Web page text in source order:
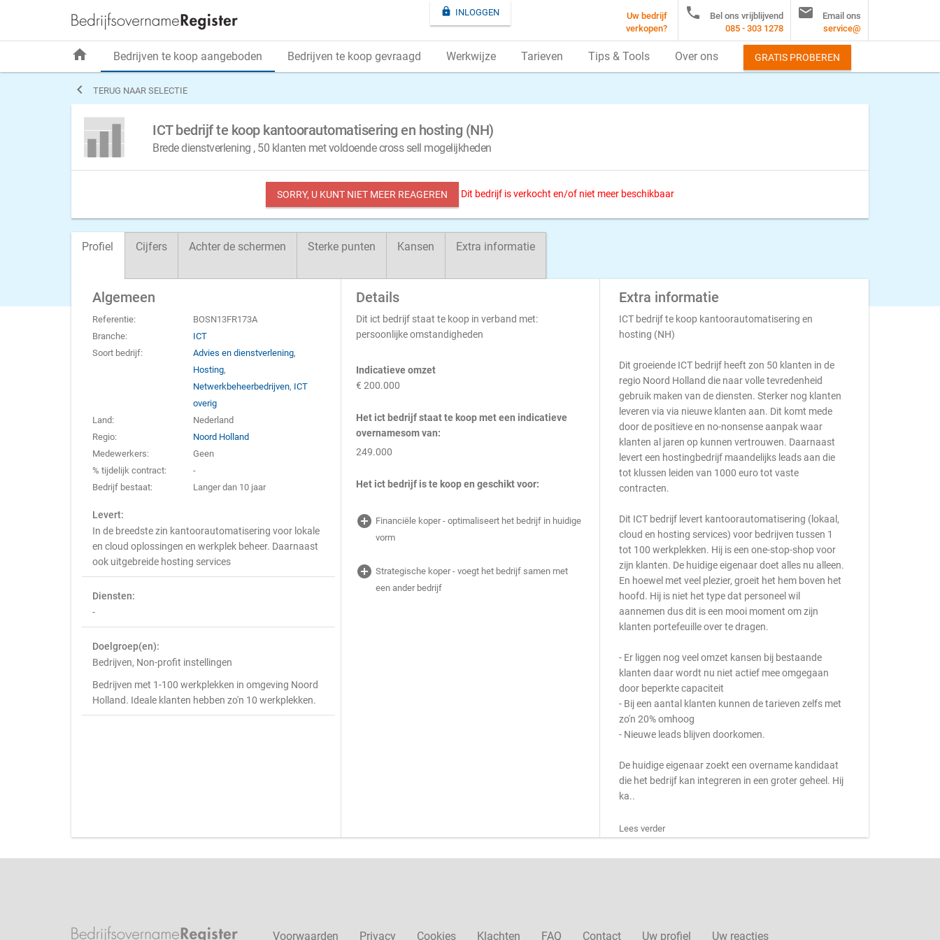
 TERUG NAAR SELECTIE
ICT bedrijf te koop kantoorautomatisering en hosting (NH)
Brede dienstverlening , 50 klanten met voldoende cross sell mogelijkheden
SORRY, U KUNT NIET MEER REAGEREN Dit bedrijf is verkocht en/of niet meer beschikbaar
Profiel Cijfers Achter de schermen Sterke punten Kansen Extra informatie
Algemeen
Referentie:
BOSN13FR173A
Branche:
ICT
Soort bedrijf:
Advies en dienstverlening,
Hosting,
Netwerkbeheerbedrijven, ICT
overig
Land:
Nederland
Regio:
Noord Holland
Medewerkers:
Geen
% tijdelijk contract:
-
Bedrijf bestaat:
Langer dan 10 jaar
Levert:
In de breedste zin kantoorautomatisering voor lokale
en cloud oplossingen en werkplek beheer. Daarnaast
ook uitgebreide hosting services
Diensten:
-
Doelgroep(en):
Bedrijven, Non-profit instellingen
Bedrijven met 1-100 werkplekken in omgeving Noord
Holland. Ideale klanten hebben zo'n 10 werkplekken.
Details
Dit ict bedrijf staat te koop in verband met:
persoonlijke omstandigheden
Indicatieve omzet
€ 200.000
Het ict bedrijf staat te koop met een indicatieve
overnamesom van:
249.000
Het ict bedrijf is te koop en geschikt voor:
add_circle Financiële koper - optimaliseert het bedrijf in huidige
vorm
add_circle Strategische koper - voegt het bedrijf samen met
een ander bedrijf
Extra informatie
ICT bedrijf te koop kantoorautomatisering en
hosting (NH)
Dit groeiende ICT bedrijf heeft zon 50 klanten in de
regio Noord Holland die naar volle tevredenheid
gebruik maken van de diensten. Sterker nog klanten
leveren via via nieuwe klanten aan. Dit komt mede
door de positieve en no-nonsense aanpak waar
klanten al jaren op kunnen vertrouwen. Daarnaast
levert een hostingbedrijf maandelijks leads aan die
tot klussen leiden van 1000 euro tot vaste
contracten.
Dit ICT bedrijf levert kantoorautomatisering (lokaal,
cloud en hosting services) voor bedrijven tussen 1
tot 100 werkplekken. Hij is een one-stop-shop voor
zijn klanten. De huidige eigenaar doet alles nu alleen.
En hoewel met veel plezier, groeit het hem boven het
hoofd. Hij is niet het type dat personeel wil
aannemen dus dit is een mooi moment om zijn
klanten portefeuille over te dragen.
- Er liggen nog veel omzet kansen bij bestaande
klanten daar wordt nu niet actief mee omgegaan
door beperkte capaciteit
- Bij een aantal klanten kunnen de tarieven zelfs met
zo'n 20% omhoog
- Nieuwe leads blijven doorkomen.
De huidige eigenaar zoekt een overname kandidaat
die het bedrijf kan integreren in een groter geheel. Hij
ka..
Lees verder
 INLOGGEN
Uw bedrijf
verkopen?

Bel ons vrijblijvend
085 - 303 1278

Email ons
service@
home Bedrijven te koop aangeboden Bedrijven te koop gevraagd Werkwijze Tarieven Tips & Tools Over ons GRATIS PROBEREN
Voorwaarden Privacy Cookies Klachten FAQ Contact Uw profiel Uw reacties